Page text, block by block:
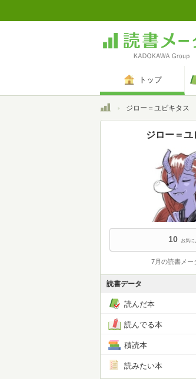
トップ
トップジロー＝ユビキタス
ジロー＝ユ
10 お気に
7月の読書メー
読書データ
読んだ本
読んでる本
積読本
読みたい本